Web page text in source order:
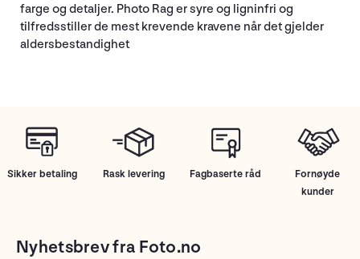
farge og detaljer. Photo Rag er syre og ligninfri og
tilfredsstiller de mest krevende kravene når det gjelder
aldersbestandighet
Sikker betaling Rask levering Fagbaserte råd
Fornøyde
kunder
Nyhetsbrev fra Foto.no